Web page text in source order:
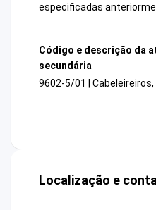
especificadas
Código e descrição da
secundária
9602-5/01 |
Localização e